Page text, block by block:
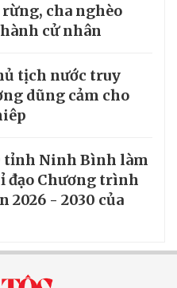
cha nghèo
cử nhân
tịch nước truy
dũng cảm cho
tỉnh Ninh Bình làm
đạo Chương trình
2026 - 2030 của